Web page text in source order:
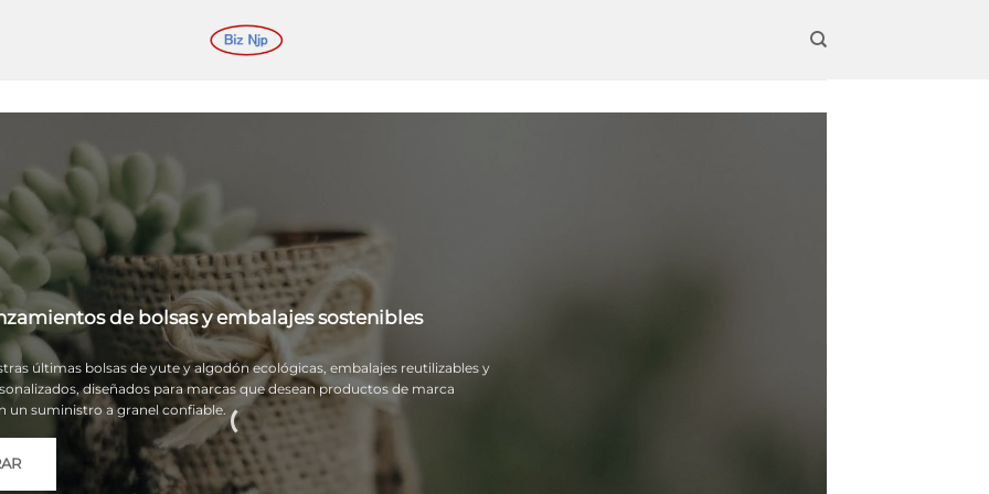
de bolsas y embalajes sostenibles
últimas bolsas de yute y algodón ecológicas, embalajes reutilizables y
diseñados para marcas que desean productos de marca
un suministro a granel confiable.